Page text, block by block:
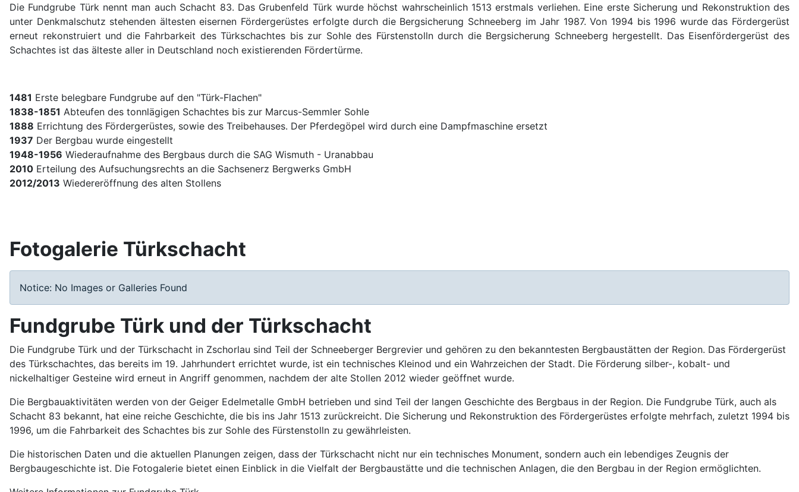
Die Fundgrube Türk nennt man auch Schacht 83. Das Grubenfeld Türk wurde höchst wahrscheinlich 1513 erstmals verliehen. Eine erste Sicherung und Rekonstruktion des
unter Denkmalschutz stehenden ältesten eisernen Fördergerüstes erfolgte durch die Bergsicherung Schneeberg im Jahr 1987. Von 1994 bis 1996 wurde das Fördergerüst
erneut rekonstruiert und die Fahrbarkeit des Türkschachtes bis zur Sohle des Fürstenstolln durch die Bergsicherung Schneeberg hergestellt. Das Eisenfördergerüst des
Schachtes ist das älteste aller in Deutschland noch existierenden Fördertürme.
1481 Erste belegbare Fundgrube auf den "Türk-Flachen"
1838-1851 Abteufen des tonnlägigen Schachtes bis zur Marcus-Semmler Sohle
1888 Errichtung des Fördergerüstes, sowie des Treibehauses. Der Pferdegöpel wird durch eine Dampfmaschine ersetzt
1937 Der Bergbau wurde eingestellt
1948-1956 Wiederaufnahme des Bergbaus durch die SAG Wismuth - Uranabbau
2010 Erteilung des Aufsuchungsrechts an die Sachsenerz Bergwerks GmbH
2012/2013 Wiedereröffnung des alten Stollens
Fotogalerie Türkschacht
Notice: No Images or Galleries Found
Fundgrube Türk und der Türkschacht
Die Fundgrube Türk und der Türkschacht in Zschorlau sind Teil der Schneeberger Bergrevier und gehören zu den bekanntesten Bergbaustätten der Region. Das Fördergerüst
des Türkschachtes, das bereits im 19. Jahrhundert errichtet wurde, ist ein technisches Kleinod und ein Wahrzeichen der Stadt. Die Förderung silber-, kobalt- und
nickelhaltiger Gesteine wird erneut in Angriff genommen, nachdem der alte Stollen 2012 wieder geöffnet wurde.
Die Bergbauaktivitäten werden von der Geiger Edelmetalle GmbH betrieben und sind Teil der langen Geschichte des Bergbaus in der Region. Die Fundgrube Türk, auch als
Schacht 83 bekannt, hat eine reiche Geschichte, die bis ins Jahr 1513 zurückreicht. Die Sicherung und Rekonstruktion des Fördergerüstes erfolgte mehrfach, zuletzt 1994 bis
1996, um die Fahrbarkeit des Schachtes bis zur Sohle des Fürstenstolln zu gewährleisten.
Die historischen Daten und die aktuellen Planungen zeigen, dass der Türkschacht nicht nur ein technisches Monument, sondern auch ein lebendiges Zeugnis der
Bergbaugeschichte ist. Die Fotogalerie bietet einen Einblick in die Vielfalt der Bergbaustätte und die technischen Anlagen, die den Bergbau in der Region ermöglichten.